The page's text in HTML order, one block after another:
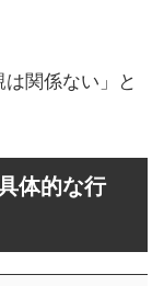
関係ない」と
体的な行